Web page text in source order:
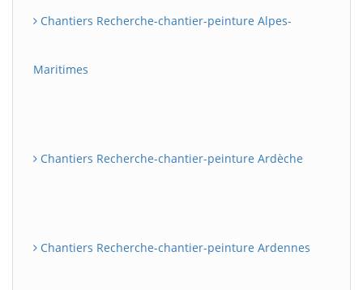
Chantiers Recherche-chantier-peinture Alpes-
Maritimes
Chantiers Recherche-chantier-peinture Ardèche
Chantiers Recherche-chantier-peinture Ardennes